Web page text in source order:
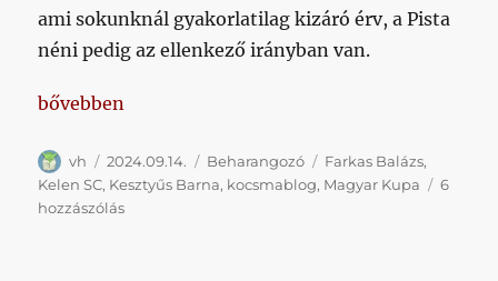
ami sokunknál gyakorlatilag kizáró érv, a Pista
néni pedig az ellenkező irányban van.
„Késő őszies idő, kupameccs, Dél-Pest Dél-Buda
bővebben
Szerző
vh Közzétéve
2024.09.14. Kategória
Beharangozó Címke
Farkas Balázs,
Kelen SC, Kesztyűs Barna, kocsmablog, Magyar Kupa
6
hozzászólásKéső